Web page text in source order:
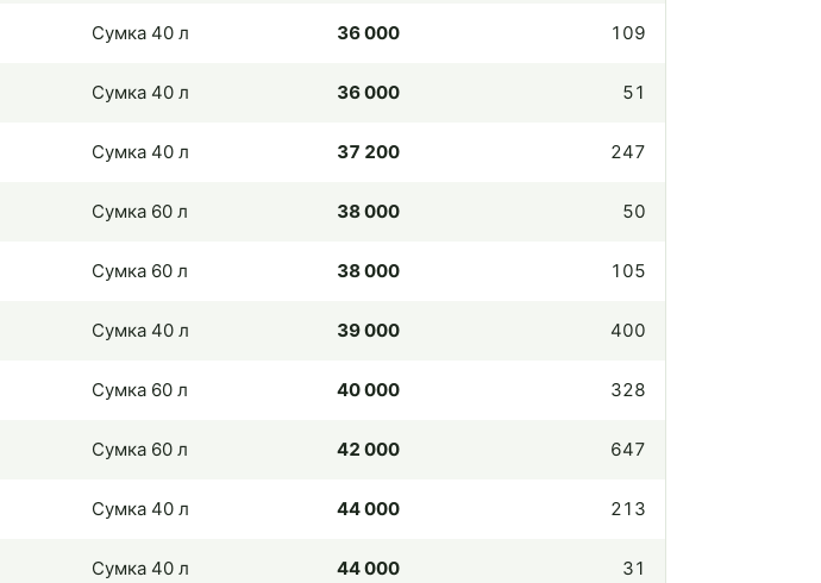
Сумка 40 л 36 000 109
Сумка 40 л 36 000 51
Сумка 40 л 37 200 247
Сумка 60 л 38 000 50
Сумка 60 л 38 000 105
Сумка 40 л 39 000 400
Сумка 60 л 40 000 328
Сумка 60 л 42 000 647
Сумка 40 л 44 000 213
Сумка 40 л 44 000 31